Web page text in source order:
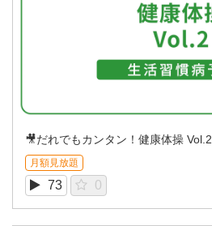
🎥だれでもカンタン！健康体操 Vol.2
月額見放題
73 0